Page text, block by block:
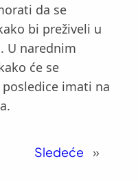
da se
bi preživeli u
U narednim
će se
imati na
Sledeće »